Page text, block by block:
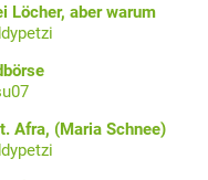
Löcher, aber warum
Afra, (Maria Schnee)